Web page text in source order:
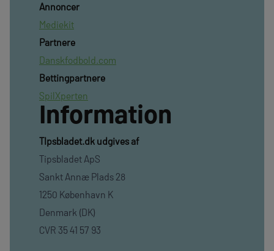
Annoncer
Mediekit
Partnere
Danskfodbold.com
Bettingpartnere
SpilXperten
Information
TIpsbladet.dk udgives af
Tipsbladet ApS
Sankt Annæ Plads 28
1250 København K
Denmark (DK)
CVR 35 41 57 93